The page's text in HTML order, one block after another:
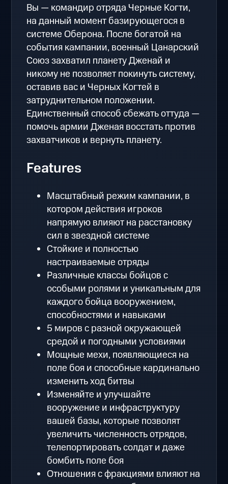
Вы — командир отряда Черные Когти,
на данный момент базирующегося в
системе Оберона. После богатой на
события кампании, военный Цанарский
Союз захватил планету Дженай и
никому не позволяет покинуть систему,
оставив вас и Черных Когтей в
затруднительном положении.
Единственный способ сбежать оттуда —
помочь армии Дженая восстать против
захватчиков и вернуть планету.
Features
Масштабный режим кампании, в
котором действия игроков
напрямую влияют на расстановку
сил в звездной системе
Стойкие и полностью
настраиваемые отряды
Различные классы бойцов с
особыми ролями и уникальным для
каждого бойца вооружением,
способностями и навыками
5 миров с разной окружающей
средой и погодными условиями
Мощные мехи, появляющиеся на
поле боя и способные кардинально
изменить ход битвы
Изменяйте и улучшайте
вооружение и инфраструктуру
вашей базы, которые позволят
увеличить численность отрядов,
телепортировать солдат и даже
бомбить поле боя
Отношения с фракциями влияют на